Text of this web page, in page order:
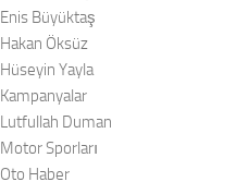
Enis Büyüktaş
Hakan Öksüz
Hüseyin Yayla
Kampanyalar
Lutfullah Duman
Motor Sporları
Oto Haber